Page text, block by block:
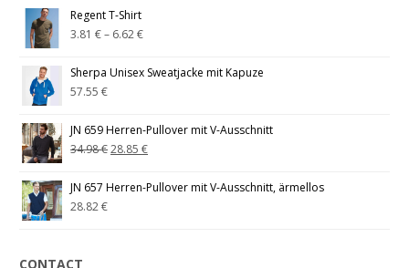
Regent T-Shirt
3.81€– 6.62€
Sherpa Unisex Sweatjacke mit Kapuze
57.55€
JN 659 Herren-Pullover mit V-Ausschnitt
34.98€28.85€
JN 657 Herren-Pullover mit V-Ausschnitt, ärmellos
28.82€
CONTACT